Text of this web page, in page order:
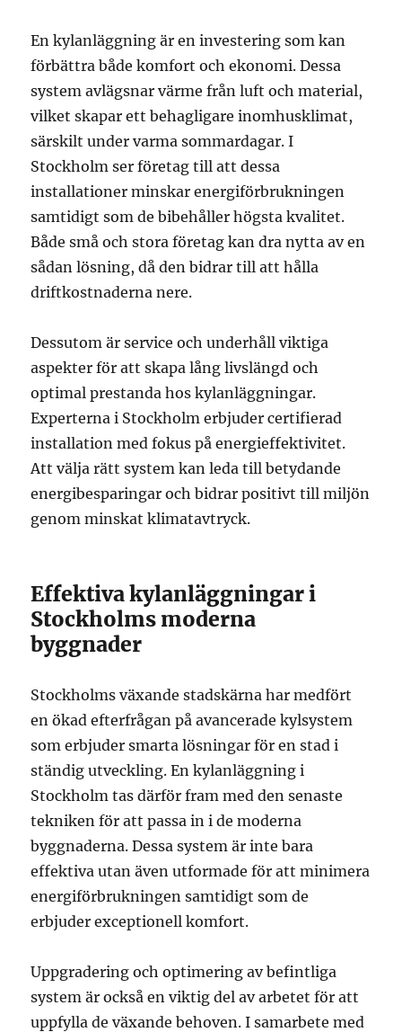
En kylanläggning är en investering som kan
förbättra både komfort och ekonomi. Dessa
system avlägsnar värme från luft och material,
vilket skapar ett behagligare inomhusklimat,
särskilt under varma sommardagar. I
Stockholm ser företag till att dessa
installationer minskar energiförbrukningen
samtidigt som de bibehåller högsta kvalitet.
Både små och stora företag kan dra nytta av en
sådan lösning, då den bidrar till att hålla
driftkostnaderna nere.
Dessutom är service och underhåll viktiga
aspekter för att skapa lång livslängd och
optimal prestanda hos kylanläggningar.
Experterna i Stockholm erbjuder certifierad
installation med fokus på energieffektivitet.
Att välja rätt system kan leda till betydande
energibesparingar och bidrar positivt till miljön
genom minskat klimatavtryck.
Effektiva kylanläggningar i
Stockholms moderna
byggnader
Stockholms växande stadskärna har medfört
en ökad efterfrågan på avancerade kylsystem
som erbjuder smarta lösningar för en stad i
ständig utveckling. En kylanläggning i
Stockholm tas därför fram med den senaste
tekniken för att passa in i de moderna
byggnaderna. Dessa system är inte bara
effektiva utan även utformade för att minimera
energiförbrukningen samtidigt som de
erbjuder exceptionell komfort.
Uppgradering och optimering av befintliga
system är också en viktig del av arbetet för att
uppfylla de växande behoven. I samarbete med